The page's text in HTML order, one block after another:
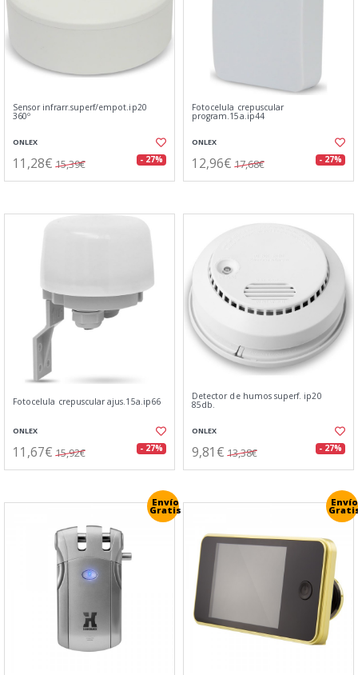
Sensor infrarr.superf/empot.ip20
360º
ONLEX
11,28€ 15,39€ - 27%
Fotocelula crepuscular
program.15a.ip44
ONLEX
12,96€ 17,68€ - 27%
Fotocelula crepuscular ajus.15a.ip66
ONLEX
11,67€ 15,92€ - 27%
Detector de humos superf. ip20
85db.
ONLEX
9,81€ 13,38€ - 27%
Envío
Gratis
Envío